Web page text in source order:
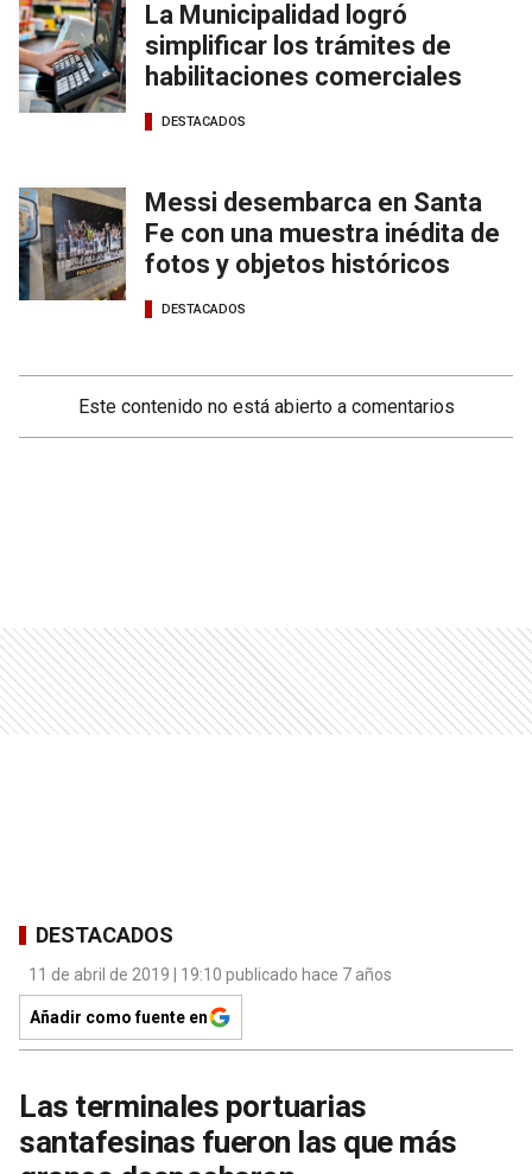
La Municipalidad logró
simplificar los trámites de
habilitaciones comerciales
DESTACADOS
Messi desembarca en Santa
Fe con una muestra inédita de
fotos y objetos históricos
DESTACADOS
Este contenido no está abierto a comentarios
DESTACADOS
11 de abril de 2019 | 19:10 publicado hace 7 años
Añadir como fuente en
Las terminales portuarias
santafesinas fueron las que más